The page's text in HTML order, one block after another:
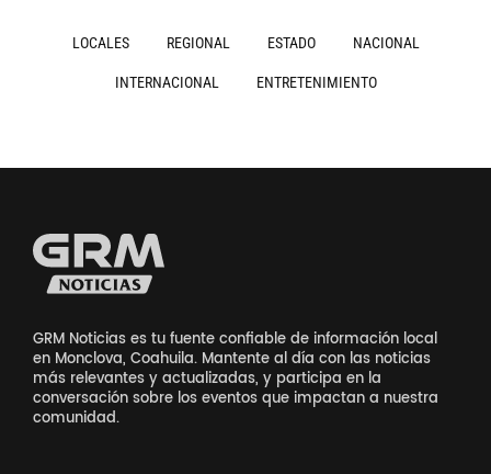
LOCALES REGIONAL ESTADO NACIONAL
INTERNACIONAL ENTRETENIMIENTO
GRM Noticias es tu fuente confiable de información local
en Monclova, Coahuila. Mantente al día con las noticias
más relevantes y actualizadas, y participa en la
conversación sobre los eventos que impactan a nuestra
comunidad.